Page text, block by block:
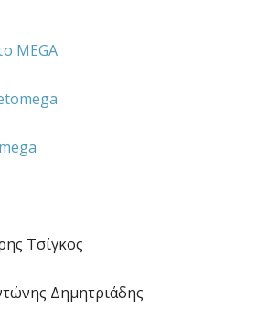
MEGA
Τσίγκος
Δημητριάδης